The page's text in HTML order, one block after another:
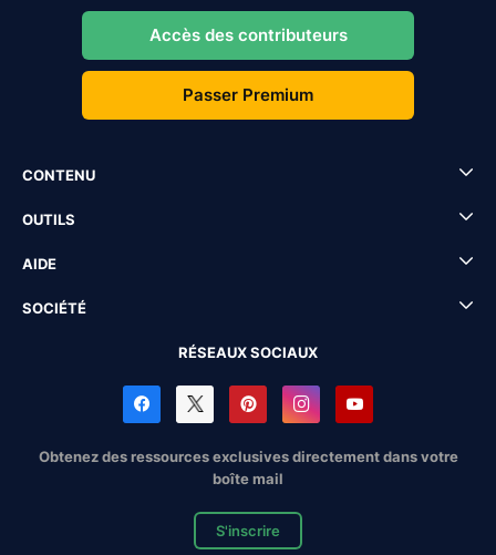
Accès des contributeurs
Passer Premium
CONTENU
OUTILS
AIDE
SOCIÉTÉ
RÉSEAUX SOCIAUX
Obtenez des ressources exclusives directement dans votre
boîte mail
S'inscrire